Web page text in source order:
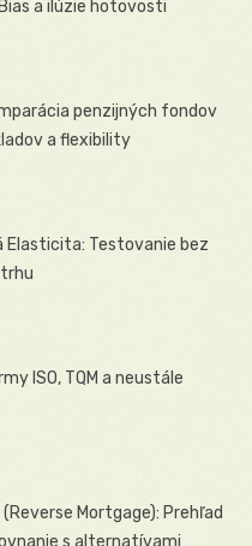
a ilúzie hotovosti
penzijných fondov
a flexibility
Elasticita: Testovanie bez
ISO, TQM a neustále
Mortgage): Prehľad
s alternatívami